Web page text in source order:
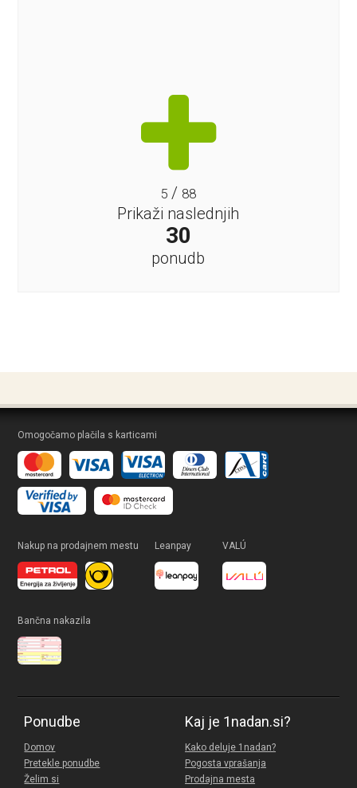
5 / 88
Prikaži naslednjih
30
ponudb
Omogočamo plačila s karticami
Nakup na prodajnem mestu Leanpay VALÚ
Bančna nakazila
Ponudbe
Domov
Pretekle ponudbe
Želim si
Kaj je 1nadan.si?
Kako deluje 1nadan?
Pogosta vprašanja
Prodajna mesta